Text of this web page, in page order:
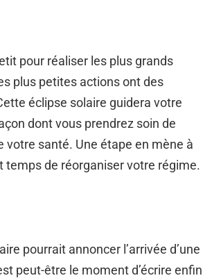
pour réaliser les plus grands
plus petites actions ont des
éclipse solaire guidera votre
dont vous prendrez soin de
votre santé. Une étape en mène à
temps de réorganiser votre régime.
pourrait annoncer l’arrivée d’une
peut-être le moment d’écrire enfin